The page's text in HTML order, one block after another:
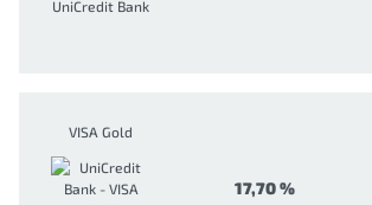
UniCredit Bank
VISA Gold
17,70 %